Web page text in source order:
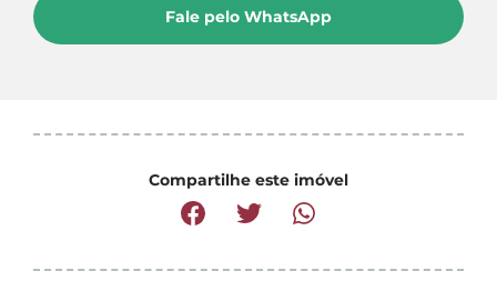
Fale pelo WhatsApp
Compartilhe este imóvel